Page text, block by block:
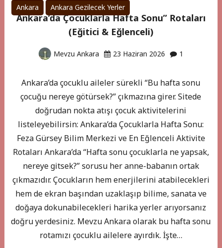
Ankara Ankara Gezilecek Yerler
Ankara’da Çocuklarla Hafta Sonu” Rotaları
(Eğitici & Eğlenceli)
Mevzu Ankara 23 Haziran 2026 1
Ankara’da çocuklu aileler sürekli “Bu hafta sonu
çocuğu nereye götürsek?” çıkmazına girer. Sitede
doğrudan nokta atışı çocuk aktivitelerini
listeleyebilirsin: Ankara’da Çocuklarla Hafta Sonu:
Feza Gürsey Bilim Merkezi ve En Eğlenceli Aktivite
Rotaları Ankara’da “Hafta sonu çocuklarla ne yapsak,
nereye gitsek?” sorusu her anne-babanın ortak
çıkmazıdır. Çocukların hem enerjilerini atabilecekleri
hem de ekran başından uzaklaşıp bilime, sanata ve
doğaya dokunabilecekleri harika yerler arıyorsanız
doğru yerdesiniz. Mevzu Ankara olarak bu hafta sonu
rotamızı çocuklu ailelere ayırdık. İşte…